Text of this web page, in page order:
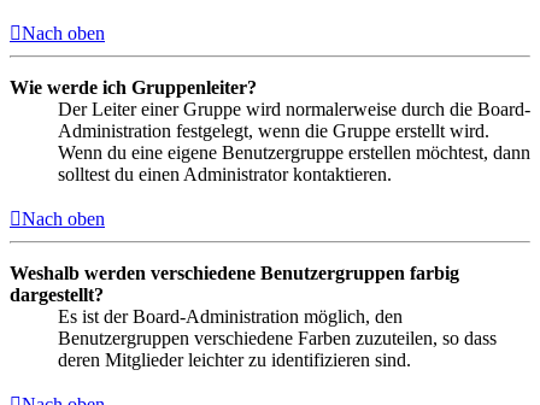
Nach oben
Wie werde ich Gruppenleiter?
Der Leiter einer Gruppe wird normalerweise durch die Board-
Administration festgelegt, wenn die Gruppe erstellt wird.
Wenn du eine eigene Benutzergruppe erstellen möchtest, dann
solltest du einen Administrator kontaktieren.
Nach oben
Weshalb werden verschiedene Benutzergruppen farbig
dargestellt?
Es ist der Board-Administration möglich, den
Benutzergruppen verschiedene Farben zuzuteilen, so dass
deren Mitglieder leichter zu identifizieren sind.